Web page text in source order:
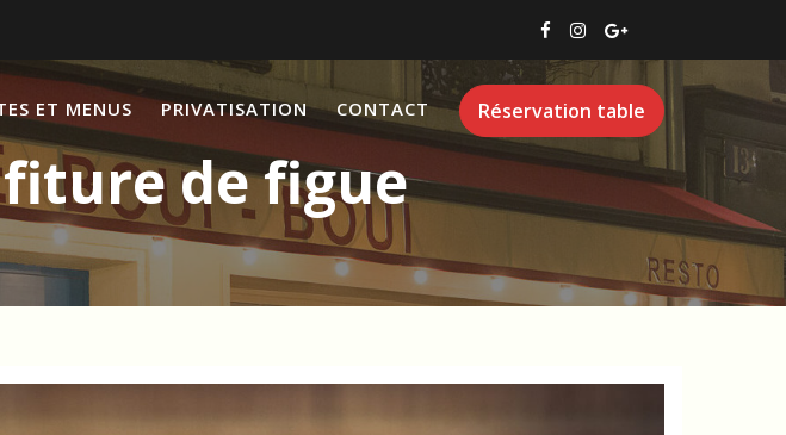
Réservation table
ET MENUS PRIVATISATION CONTACT
de figue